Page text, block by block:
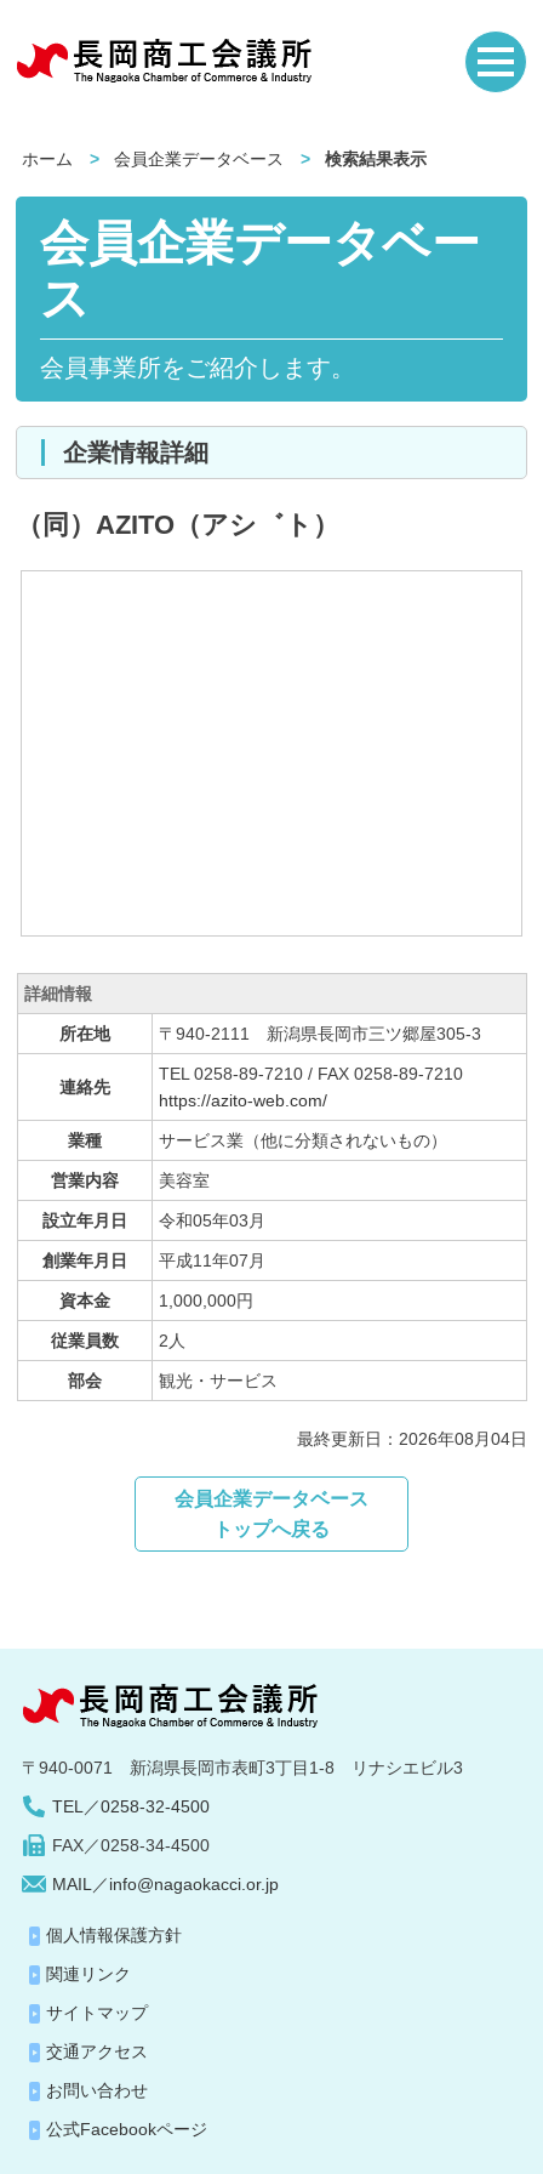
ホーム 会員企業データベース 検索結果表示
会員企業データベー
ス
会員事業所をご紹介します。
企業情報詳細
（同）AZITO（アシ゛ト）
詳細情報
所在地 〒940-2111 新潟県長岡市三ツ郷屋305-3
連絡先
TEL 0258-89-7210 / FAX 0258-89-7210
https://azito-web.com/
業種 サービス業（他に分類されないもの）
営業内容 美容室
設立年月日 令和05年03月
創業年月日 平成11年07月
資本金 1,000,000円
従業員数 2人
部会 観光・サービス
最終更新日：2026年08月04日
会員企業データベース
トップへ戻る
〒940-0071 新潟県長岡市表町3丁目1-8 リナシエビル3
TEL／0258-32-4500
FAX／0258-34-4500
MAIL／info@nagaokacci.or.jp
個人情報保護方針
関連リンク
サイトマップ
交通アクセス
お問い合わせ
公式Facebookページ